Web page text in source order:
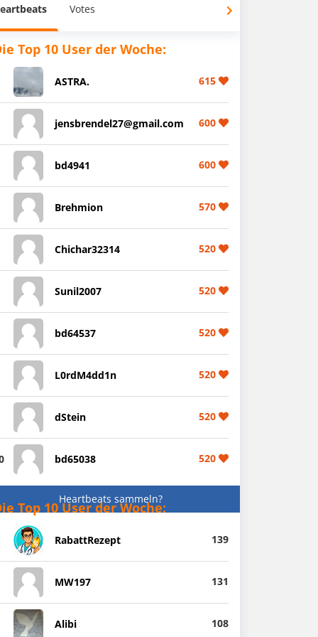
Votes
Top 10 User der Woche:
ASTRA. 615
jensbrendel27@gmail.com 600
bd4941 600
Brehmion 570
Chichar32314 520
Sunil2007 520
bd64537 520
L0rdM4dd1n 520
dStein 520
bd65038 520
Heartbeats sammeln?
Top 10 User der Woche:
RabattRezept 139
MW197 131
Alibi 108